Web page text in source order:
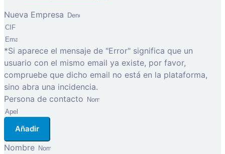
Nueva Empresa
*Si aparece el mensaje de "Error" significa que un
usuario con el mismo email ya existe, por favor,
compruebe que dicho email no está en la plataforma,
sino abra una incidencia.
Persona de contacto
Añadir
Nombre